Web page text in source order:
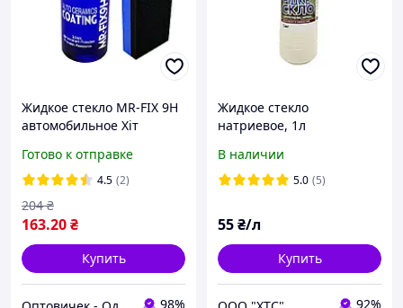
Жидкое стекло MR-FIX 9H
автомобильное Хіт
Готово к отправке
4.5 (2)
163.20₴
204 ₴
Купить
98%
Жидкое стекло
натриевое, 1л
В наличии
5.0 (5)
55₴/л
Купить
92%